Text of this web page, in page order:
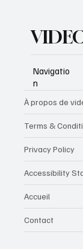
Navigatio
n
À propos de
Terms &
Privacy Policy
Accessibility
Accueil
Contact